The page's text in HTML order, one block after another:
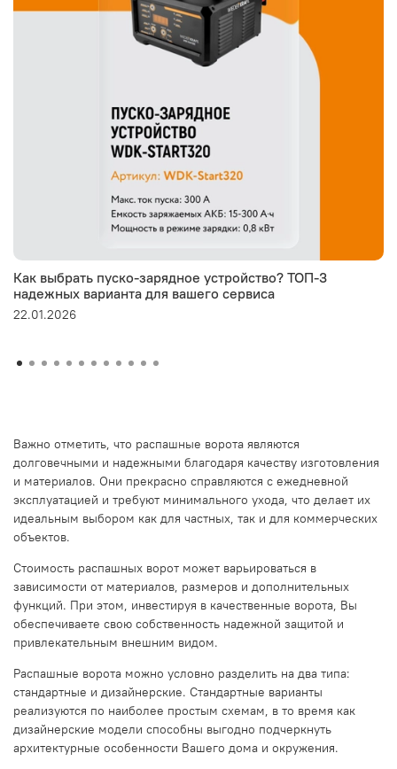
Как выбрать пуско-зарядное устройство? ТОП-3
надежных варианта для вашего сервиса
22.01.2026
Важно отметить, что распашные ворота являются
долговечными и надежными благодаря качеству изготовления
и материалов. Они прекрасно справляются с ежедневной
эксплуатацией и требуют минимального ухода, что делает их
идеальным выбором как для частных, так и для коммерческих
объектов.
Стоимость распашных ворот может варьироваться в
зависимости от материалов, размеров и дополнительных
функций. При этом, инвестируя в качественные ворота, Вы
обеспечиваете свою собственность надежной защитой и
привлекательным внешним видом.
Распашные ворота можно условно разделить на два типа:
стандартные и дизайнерские. Стандартные варианты
реализуются по наиболее простым схемам, в то время как
дизайнерские модели способны выгодно подчеркнуть
архитектурные особенности Вашего дома и окружения.